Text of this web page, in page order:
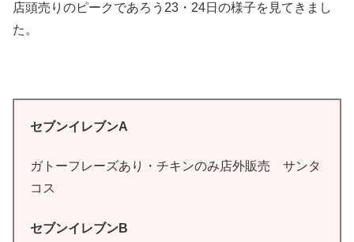
店頭売りのピークであろう23・24日の様子を見てきまし
た。
セブンイレブンA
ガトーフレーズあり・チキンのみ店外販売 サンタ
コス
セブンイレブンB